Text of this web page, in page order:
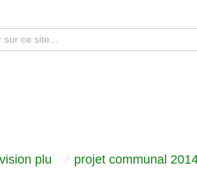
plu
projet communal